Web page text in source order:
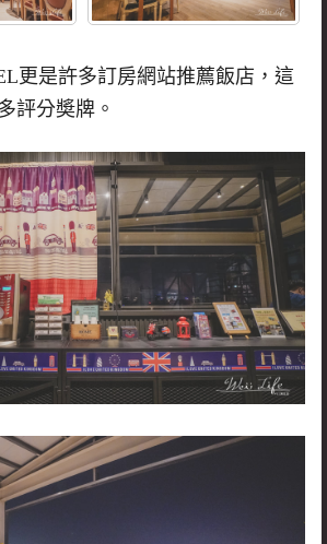
更是許多訂房網站推薦飯店，這
評分奬牌。